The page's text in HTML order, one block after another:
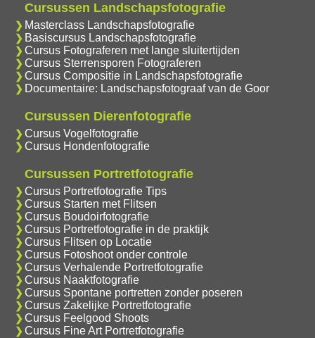
Cursussen Landschapsfotografie
Masterclass Landschapsfotografie
Basiscursus Landschapsfotografie
Cursus Fotograferen met lange sluitertijden
Cursus Sterrensporen Fotograferen
Cursus Compositie in Landschapsfotografie
Documentaire: Landschapsfotograaf van de Goor
Cursussen Dierenfotografie
Cursus Vogelfotografie
Cursus Hondenfotografie
Cursussen Portretfotografie
Cursus Portretfotografie Tips
Cursus Starten met Flitsen
Cursus Boudoirfotografie
Cursus Portretfotografie in de praktijk
Cursus Flitsen op Locatie
Cursus Fotoshoot onder controle
Cursus Verhalende Portretfotografie
Cursus Naaktfotografie
Cursus Spontane portretten zonder poseren
Cursus Zakelijke Portretfotografie
Cursus Feelgood Shoots
Cursus Fine Art Portretfotografie